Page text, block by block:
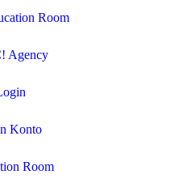
Room
Agency
Konto
Room